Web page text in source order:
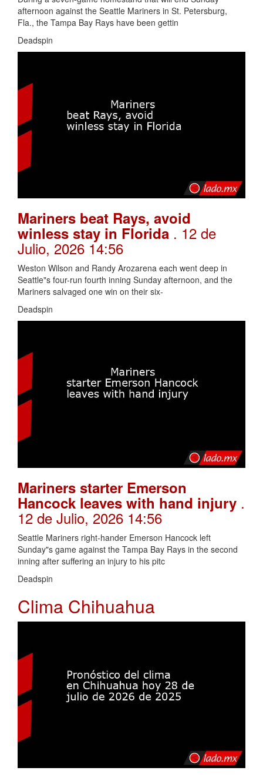
afternoon against the Seattle Mariners in St. Petersburg,
Fla., the Tampa Bay Rays have been gettin
Deadspin
Mariners beat Rays, avoid
winless stay in Florida . 12 de
Julio, 2026 14:56
Weston Wilson and Randy Arozarena each went deep in
Seattle"s four-run fourth inning Sunday afternoon, and the
Mariners salvaged one win on their six-
Deadspin
Mariners starter Emerson
Hancock leaves with hand injury .
12 de Julio, 2026 14:56
Seattle Mariners right-hander Emerson Hancock left
Sunday"s game against the Tampa Bay Rays in the second
inning after suffering an injury to his pitc
Deadspin
Clima Chihuahua